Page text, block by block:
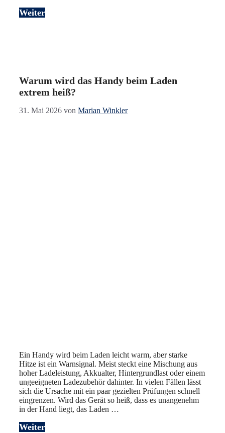
Weiter
Warum wird das Handy beim Laden
extrem heiß?
31. Mai 2026 von Marian Winkler
Ein Handy wird beim Laden leicht warm, aber starke
Hitze ist ein Warnsignal. Meist steckt eine Mischung aus
hoher Ladeleistung, Akkualter, Hintergrundlast oder einem
ungeeigneten Ladezubehör dahinter. In vielen Fällen lässt
sich die Ursache mit ein paar gezielten Prüfungen schnell
eingrenzen. Wird das Gerät so heiß, dass es unangenehm
in der Hand liegt, das Laden …
Weiter